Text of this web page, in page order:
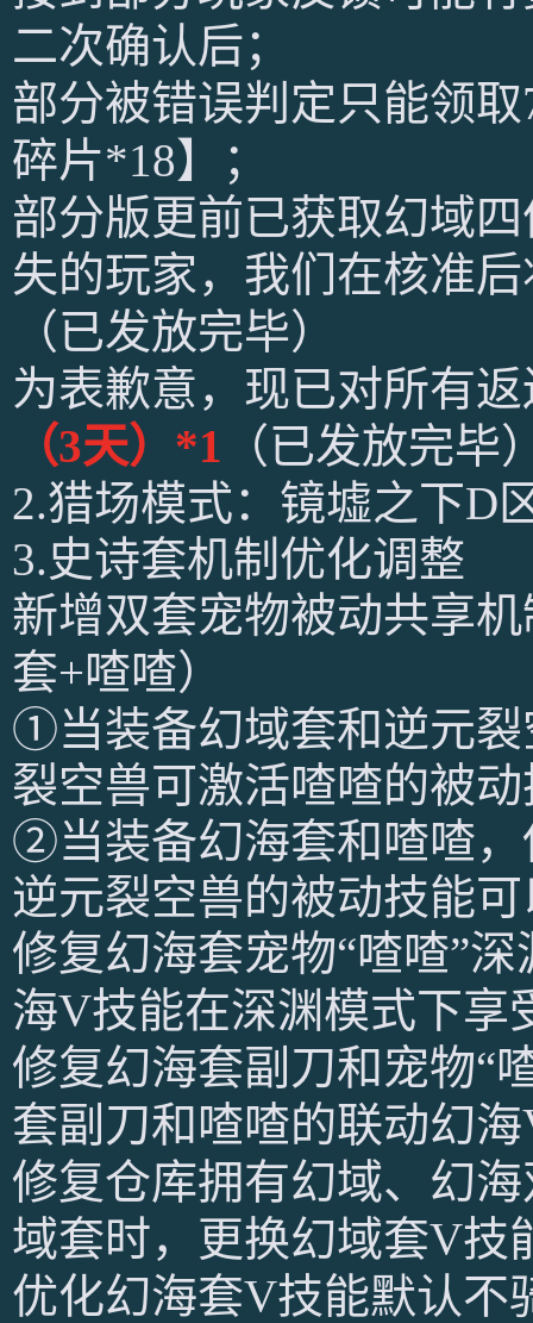
二次确认后；
部分被错误判定只能领
碎片*18】；
部分版更前已获取幻域
失的玩家，我们在核准
（已发放完毕）
为表歉意，现已对所有
（3天）*1 （已发放完毕
2.猎场模式：镜墟之下D
3.史诗套机制优化调整
新增双套宠物被动共享
套+喳喳）
①当装备幻域套和逆元裂
裂空兽可激活喳喳的被
②当装备幻海套和喳喳，
逆元裂空兽的被动技能
修复幻海套宠物“喳喳”
海V技能在深渊模式下享
修复幻海套副刀和宠物“
套副刀和喳喳的联动幻
修复仓库拥有幻域、幻
域套时，更换幻域套V技
优化幻海套V技能默认不